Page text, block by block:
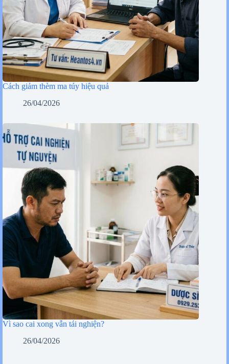
Cách giảm thèm ma túy hiệu quả
26/04/2026
Vì sao cai xong vẫn tái nghiện?
26/04/2026